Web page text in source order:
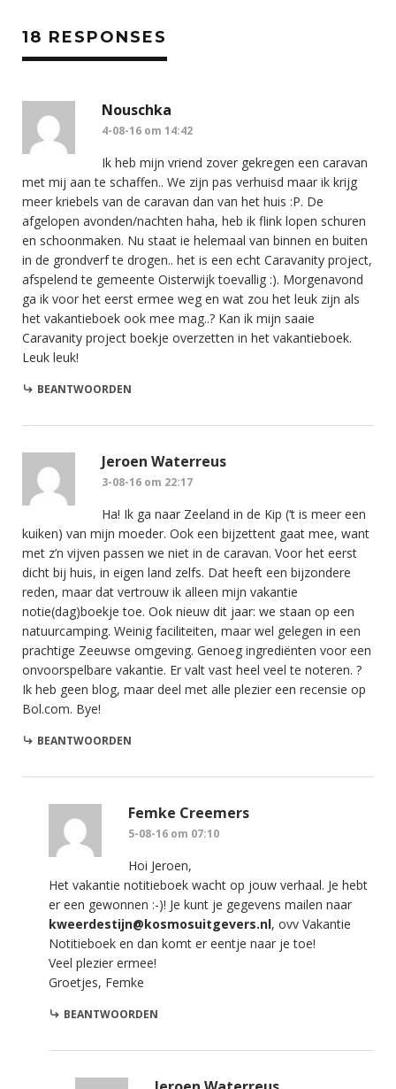
18 RESPONSES
Nouschka
4-08-16 om 14:42
Ik heb mijn vriend zover gekregen een caravan
met mij aan te schaffen.. We zijn pas verhuisd maar ik krijg
meer kriebels van de caravan dan van het huis :P. De
afgelopen avonden/nachten haha, heb ik flink lopen schuren
en schoonmaken. Nu staat ie helemaal van binnen en buiten
in de grondverf te drogen.. het is een echt Caravanity project,
afspelend te gemeente Oisterwijk toevallig :). Morgenavond
ga ik voor het eerst ermee weg en wat zou het leuk zijn als
het vakantieboek ook mee mag..? Kan ik mijn saaie
Caravanity project boekje overzetten in het vakantieboek.
Leuk leuk!
BEANTWOORDEN
Jeroen Waterreus
3-08-16 om 22:17
Ha! Ik ga naar Zeeland in de Kip (‘t is meer een
kuiken) van mijn moeder. Ook een bijzettent gaat mee, want
met z’n vijven passen we niet in de caravan. Voor het eerst
dicht bij huis, in eigen land zelfs. Dat heeft een bijzondere
reden, maar dat vertrouw ik alleen mijn vakantie
notie(dag)boekje toe. Ook nieuw dit jaar: we staan op een
natuurcamping. Weinig faciliteiten, maar wel gelegen in een
prachtige Zeeuwse omgeving. Genoeg ingrediënten voor een
onvoorspelbare vakantie. Er valt vast heel veel te noteren. ?
Ik heb geen blog, maar deel met alle plezier een recensie op
Bol.com. Bye!
BEANTWOORDEN
Femke Creemers
5-08-16 om 07:10
Hoi Jeroen,
Het vakantie notitieboek wacht op jouw verhaal. Je hebt
er een gewonnen :-)! Je kunt je gegevens mailen naar
kweerdestijn@kosmosuitgevers.nl, ovv Vakantie
Notitieboek en dan komt er eentje naar je toe!
Veel plezier ermee!
Groetjes, Femke
BEANTWOORDEN